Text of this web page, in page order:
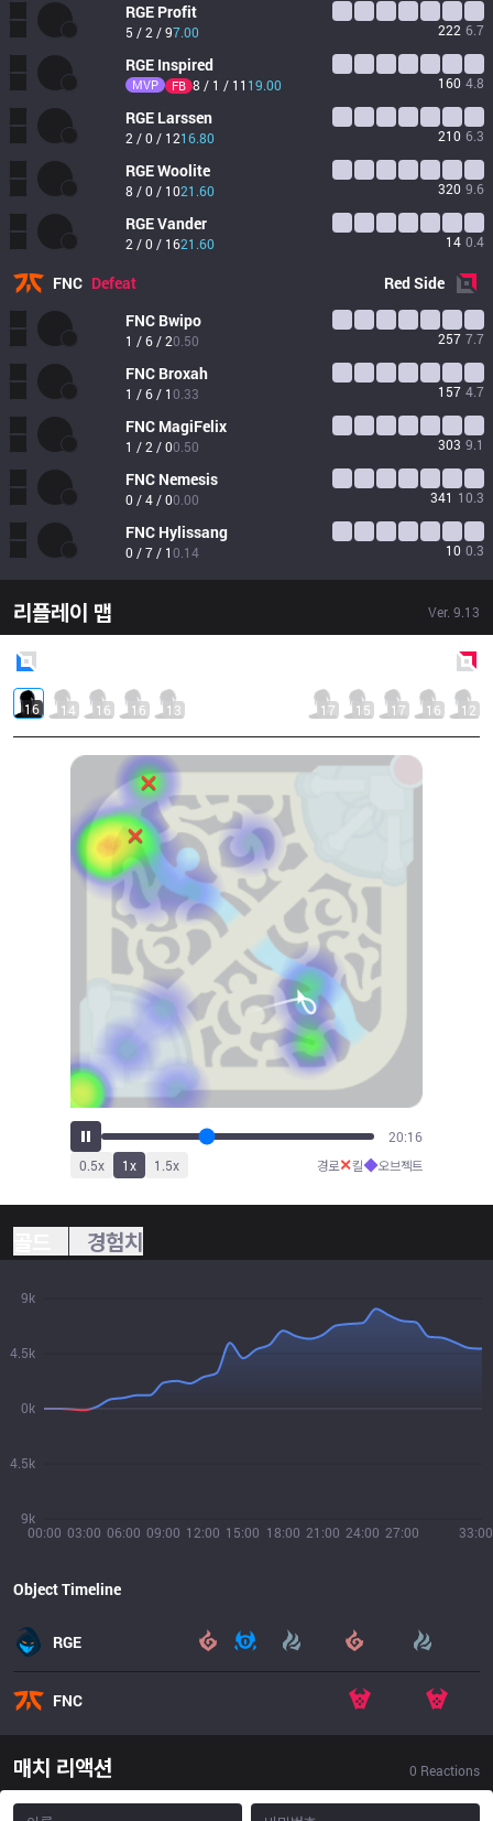
RGE Profit
5 / 2 / 97.00 222 6.7
RGE Inspired
MVP FB 8 / 1 / 11 19.00 160 4.8
RGE Larssen
2 / 0 / 1216.80 210 6.3
RGEWoolite
8 / 0 / 1021.60 320 9.6
RGEVander
2 / 0 / 1621.60 14 0.4
FNC Defeat RedSide
FNC Bwipo
1 / 6 / 20.50 257 7.7
FNC Broxah
1 / 6 / 10.33 157 4.7
FNC MagiFelix
1 / 2 / 00.50 303 9.1
FNC Nemesis
0 / 4 / 00.00 341 10.3
FNC Hylissang
0 / 7 / 10.14 10 0.3
리플레이 맵 Ver. 9.13
16 14 16 16 13 17 15 17 16 12
22:28
0.5x 1x 1.5x 경로✕킬◆오브젝트
경험치
00:00 03:00 06:00 09:00 12:00 15:00 18:00 21:00 24:00 27:00 33:00
9k
4.5k
0k
4.5k
9k
Object Timeline
RGE
FNC
매치 리액션 0 Reactions